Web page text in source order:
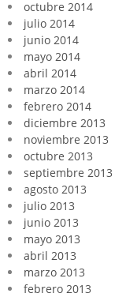
octubre 2014
julio 2014
junio 2014
mayo 2014
abril 2014
marzo 2014
febrero 2014
diciembre 2013
noviembre 2013
octubre 2013
septiembre 2013
agosto 2013
julio 2013
junio 2013
mayo 2013
abril 2013
marzo 2013
febrero 2013